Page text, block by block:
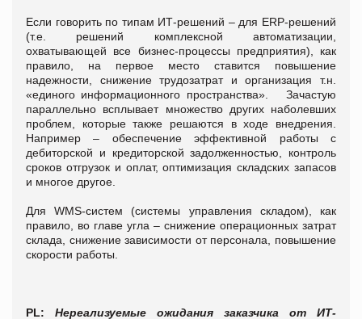
Если говорить по типам ИТ-решений – для ERP-решений
(т.е. решений комплексной автоматизации,
охватывающей все бизнес-процессы предприятия), как
правило, на первое место ставится повышение
надежности, снижение трудозатрат и организация т.н.
«единого информационного пространства». Зачастую
параллельно всплывает множество других наболевших
проблем, которые также решаются в ходе внедрения.
Например – обеспечение эффективной работы с
дебиторской и кредиторской задолженностью, контроль
сроков отгрузок и оплат, оптимизация складских запасов
и многое другое.
Для WMS-систем (системы управления складом), как
правило, во главе угла – снижение операционных затрат
склада, снижение зависимости от персонала, повышение
скорости работы.
PL: Нереализуемые ожидания заказчика от ИТ-